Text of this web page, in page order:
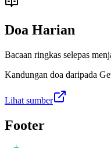
Doa Harian
Bacaan ringkas selepas
Kandungan doa daripada
Lihat sumber
Footer